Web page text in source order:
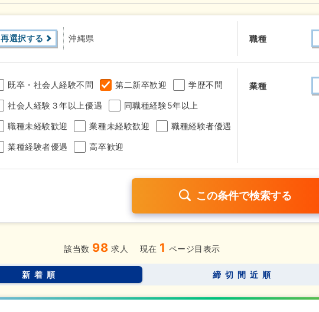
再選択する 沖縄県 職種
既卒・社会人経験不問 第二新卒歓迎 学歴不問
社会人経験３年以上優遇 同職種経験5年以上
職種未経験歓迎 業種未経験歓迎 職種経験者優遇
業種経験者優遇 高卒歓迎
業種
完全週休2日制 年間休日120日以上 残業少なめ（1日1時間以内）
土日面接OK 書類選考なし
該当数 98 求人 現在 1 ページ目表示
新着順 締切間近順